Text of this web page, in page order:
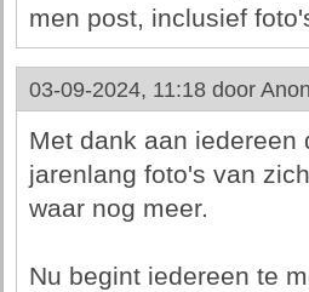
men post, inclusief
03-09-2024, 11:18 door
Met dank aan iedereen
jarenlang foto's van
waar nog meer.
Nu begint iedereen te